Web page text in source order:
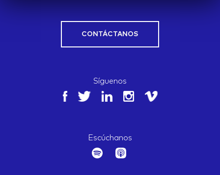
CONTÁCTANOS
Síguenos
Escúchanos